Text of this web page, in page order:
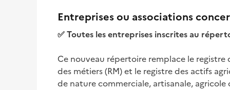
Entreprises ou associations
✅ Toutes les entreprises inscrites au
Ce nouveau répertoire remplace le registre
des métiers (RM) et le registre des actifs
de nature commerciale, artisanale,